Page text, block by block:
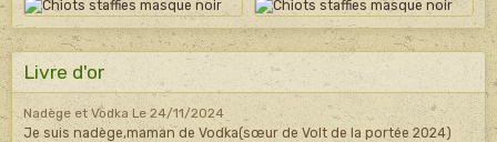
Livre d'or
Nadège et Vodka Le 24/11/2024
Je suis nadège,maman de Vodka(sœur de Volt de la portée 2024)